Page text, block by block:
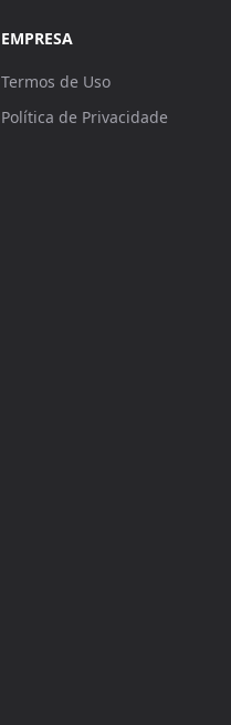
EMPRESA
Termos de Uso
Política de Privacidade